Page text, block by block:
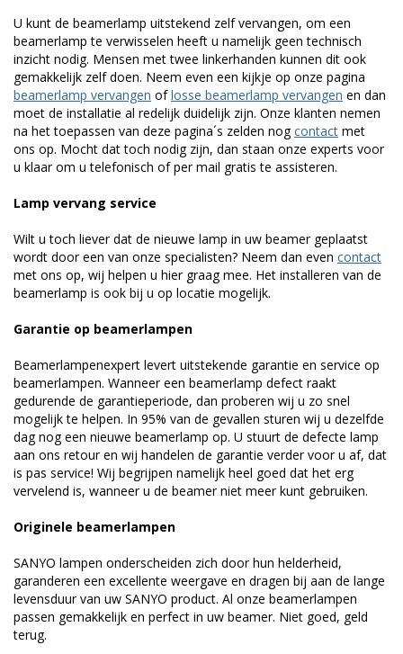
U kunt de beamerlamp uitstekend zelf vervangen, om een
beamerlamp te verwisselen heeft u namelijk geen technisch
inzicht nodig. Mensen met twee linkerhanden kunnen dit ook
gemakkelijk zelf doen. Neem even een kijkje op onze pagina
beamerlamp vervangen oflosse beamerlamp vervangen en dan
moet de installatie al redelijk duidelijk zijn. Onze klanten nemen
na het toepassen van deze pagina´s zelden nogcontact met
ons op. Mocht dat toch nodig zijn, dan staan onze experts voor
u klaar om u telefonisch of per mail gratis te assisteren.
Lamp vervang service
Wilt u toch liever dat de nieuwe lamp in uw beamer geplaatst
wordt door een van onze specialisten? Neem dan even contact
met ons op, wij helpen u hier graag mee. Het installeren van de
beamerlamp is ook bij u op locatie mogelijk.
Garantie op beamerlampen
Beamerlampenexpert levert uitstekende garantie en service op
beamerlampen. Wanneer een beamerlamp defect raakt
gedurende de garantieperiode, dan proberen wij u zo snel
mogelijk te helpen. In 95% van de gevallen sturen wij u dezelfde
dag nog een nieuwe beamerlamp op. U stuurt de defecte lamp
aan ons retour en wij handelen de garantie verder voor u af, dat
is pas service! Wij begrijpen namelijk heel goed dat het erg
vervelend is, wanneer u de beamer niet meer kunt gebruiken.
Originele beamerlampen
SANYO lampen onderscheiden zich door hun helderheid,
garanderen een excellente weergave en dragen bij aan de lange
levensduur van uw SANYO product. Al onze beamerlampen
passen gemakkelijk en perfect in uw beamer. Niet goed, geld
terug.